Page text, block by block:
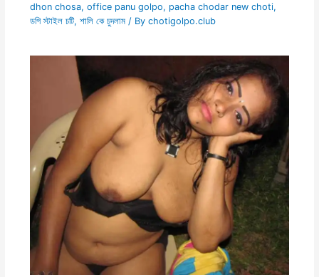
dhon chosa, office panu golpo, pacha chodar new choti,
ডগি স্টাইল চটি, শালি কে চুদলাম/ By chotigolpo.club